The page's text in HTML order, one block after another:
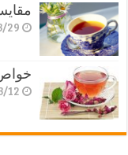
29
12